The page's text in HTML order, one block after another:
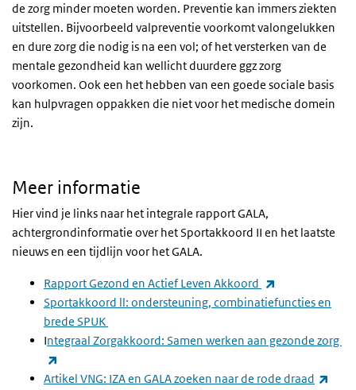
de zorg minder moeten worden. Preventie kan immers ziekten
uitstellen. Bijvoorbeeld valpreventie voorkomt valongelukken
en dure zorg die nodig is na een vol; of het versterken van de
mentale gezondheid kan wellicht duurdere ggz zorg
voorkomen. Ook een het hebben van een goede sociale basis
kan hulpvragen oppakken die niet voor het medische domein
zijn.
Meer informatie
Hier vind je links naar het integrale rapport GALA,
achtergrondinformatie over het Sportakkoord II en het laatste
nieuws en een tijdlijn voor het GALA.
Rapport Gezond en Actief Leven Akkoord
Sportakkoord ll: ondersteuning, combinatiefuncties en
brede SPUK
Integraal Zorgakkoord: Samen werken aan gezonde zorg
Artikel VNG: IZA en GALA zoeken naar de rode draad